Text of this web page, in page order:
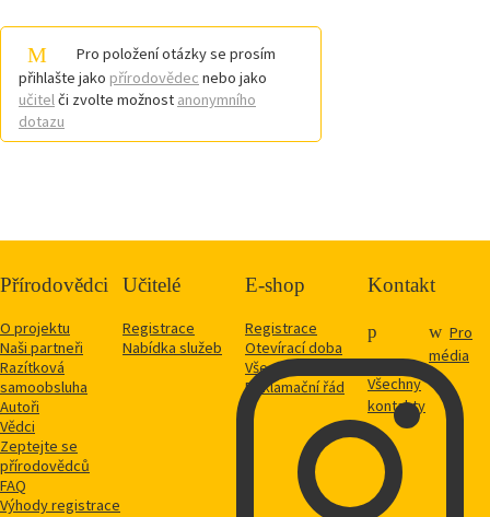
Pro položení otázky se prosím
přihlašte jako přírodovědec nebo jako
učitelči zvolte možnost anonymního
dotazu
Přírodovědci
O projektu
Naši partneři
Razítková
samoobsluha
Autoři
Vědci
Zeptejte se
přírodovědců
FAQ
Výhody registrace
Učitelé
Registrace
Nabídka služeb
E-shop
Registrace
Otevírací doba
Vše o nákupu
Reklamační řád
Kontakt
Všechny
kontakty
Pro
média